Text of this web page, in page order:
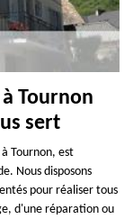
Tournon
sert
Tournon, est
Nous disposons
pour réaliser tous
d'une réparation ou